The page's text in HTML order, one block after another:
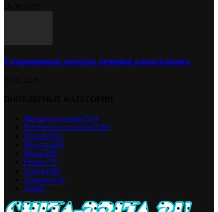
Современные методы лечения алкоголизма
Женские истории7514
Интересно и полезно2382
Красота592
Рецепты499
Жизнь180
Разное171
Тренды166
Здоровье116
Дом81